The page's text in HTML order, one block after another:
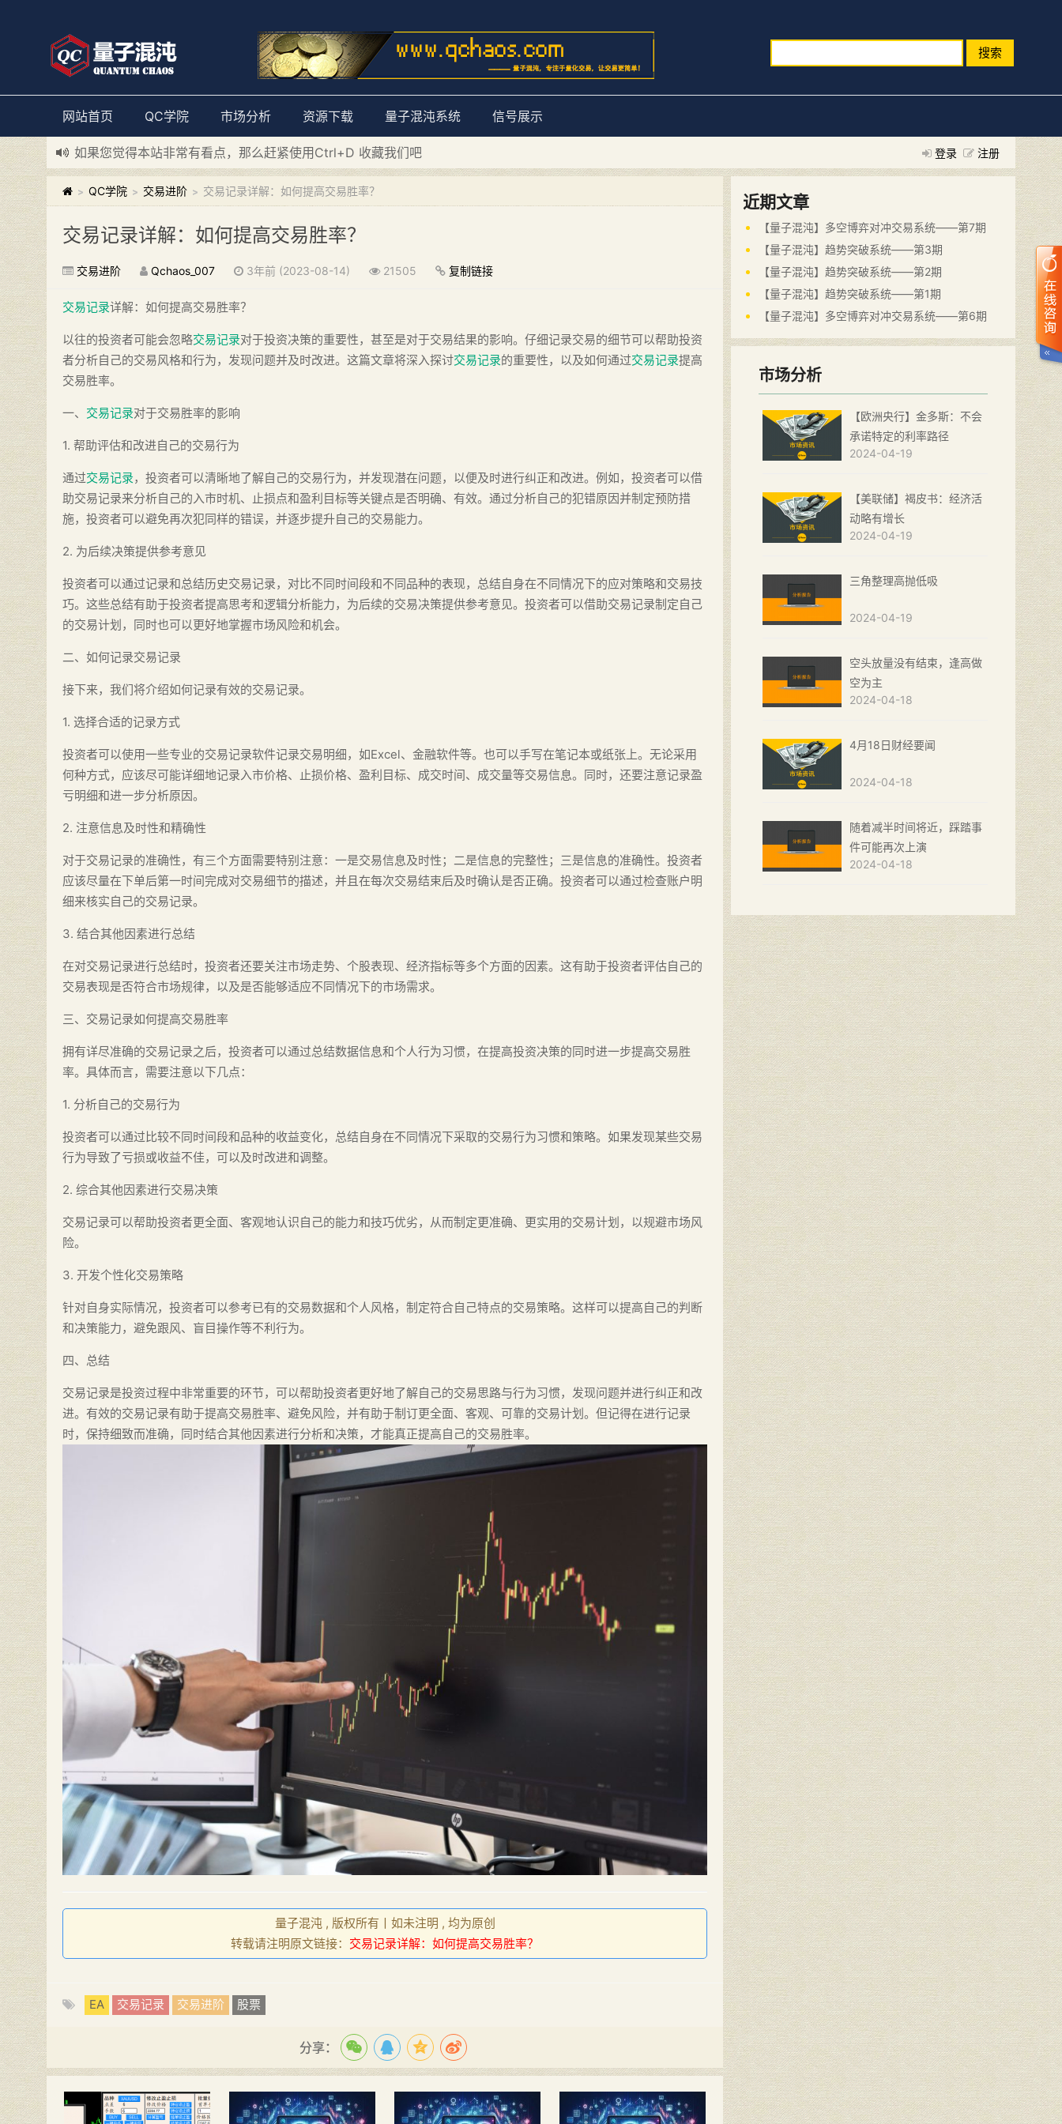
搜索
网站首页 QC学院 市场分析 资源下载 量子混沌系统 信号展示
登录 注册
如果您觉得本站非常有看点，那么赶紧使用Ctrl+D 收藏我们吧
新添加量子混沌系统板块，欢迎大家访问！---“量子混沌系统”
> QC学院 > 交易进阶 > 交易记录详解：如何提高交易胜率？
交易记录详解：如何提高交易胜率？
交易进阶 Qchaos_007 3年前 (2023-08-14) 21505 复制链接
交易记录详解：如何提高交易胜率？
以往的投资者可能会忽略交易记录对于投资决策的重要性，甚至是对于交易结果的影响。仔细记录交易的细节可以帮助投资
者分析自己的交易风格和行为，发现问题并及时改进。这篇文章将深入探讨交易记录的重要性，以及如何通过交易记录提高
交易胜率。
一、 交易记录对于交易胜率的影响
1. 帮助评估和改进自己的交易行为
通过交易记录，投资者可以清晰地了解自己的交易行为，并发现潜在问题，以便及时进行纠正和改进。例如，投资者可以借
助交易记录来分析自己的入市时机、止损点和盈利目标等关键点是否明确、有效。通过分析自己的犯错原因并制定预防措
施，投资者可以避免再次犯同样的错误，并逐步提升自己的交易能力。
2. 为后续决策提供参考意见
投资者可以通过记录和总结历史交易记录，对比不同时间段和不同品种的表现，总结自身在不同情况下的应对策略和交易技
巧。这些总结有助于投资者提高思考和逻辑分析能力，为后续的交易决策提供参考意见。投资者可以借助交易记录制定自己
的交易计划，同时也可以更好地掌握市场风险和机会。
二、如何记录交易记录
接下来，我们将介绍如何记录有效的交易记录。
1. 选择合适的记录方式
投资者可以使用一些专业的交易记录软件记录交易明细，如Excel、金融软件等。也可以手写在笔记本或纸张上。无论采用
何种方式，应该尽可能详细地记录入市价格、止损价格、盈利目标、成交时间、成交量等交易信息。同时，还要注意记录盈
亏明细和进一步分析原因。
2. 注意信息及时性和精确性
对于交易记录的准确性，有三个方面需要特别注意：一是交易信息及时性；二是信息的完整性；三是信息的准确性。投资者
应该尽量在下单后第一时间完成对交易细节的描述，并且在每次交易结束后及时确认是否正确。投资者可以通过检查账户明
细来核实自己的交易记录。
3. 结合其他因素进行总结
在对交易记录进行总结时，投资者还要关注市场走势、个股表现、经济指标等多个方面的因素。这有助于投资者评估自己的
交易表现是否符合市场规律，以及是否能够适应不同情况下的市场需求。
三、交易记录如何提高交易胜率
拥有详尽准确的交易记录之后，投资者可以通过总结数据信息和个人行为习惯，在提高投资决策的同时进一步提高交易胜
率。具体而言，需要注意以下几点：
1. 分析自己的交易行为
投资者可以通过比较不同时间段和品种的收益变化，总结自身在不同情况下采取的交易行为习惯和策略。如果发现某些交易
行为导致了亏损或收益不佳，可以及时改进和调整。
2. 综合其他因素进行交易决策
交易记录可以帮助投资者更全面、客观地认识自己的能力和技巧优劣，从而制定更准确、更实用的交易计划，以规避市场风
险。
3. 开发个性化交易策略
针对自身实际情况，投资者可以参考已有的交易数据和个人风格，制定符合自己特点的交易策略。这样可以提高自己的判断
和决策能力，避免跟风、盲目操作等不利行为。
四、总结
交易记录是投资过程中非常重要的环节，可以帮助投资者更好地了解自己的交易思路与行为习惯，发现问题并进行纠正和改
进。有效的交易记录有助于提高交易胜率、避免风险，并有助于制订更全面、客观、可靠的交易计划。但记得在进行记录
时，保持细致而准确，同时结合其他因素进行分析和决策，才能真正提高自己的交易胜率。
量子混沌 , 版权所有丨如未注明 , 均为原创
转载请注明原文链接： 交易记录详解：如何提高交易胜率？
EA 交易记录 交易进阶 股票
分享：
近期文章
【量子混沌】多空博弈对冲交易系统——第7期
【量子混沌】趋势突破系统——第3期
【量子混沌】趋势突破系统——第2期
【量子混沌】趋势突破系统——第1期
【量子混沌】多空博弈对冲交易系统——第6期
市场分析
【欧洲央行】金多斯：不会
承诺特定的利率路径
2024-04-19
【美联储】褐皮书：经济活
动略有增长
2024-04-19
三角整理高抛低吸
2024-04-19
空头放量没有结束，逢高做
空为主
2024-04-18
4月18日财经要闻
2024-04-18
随着减半时间将近，踩踏事
件可能再次上演
2024-04-18